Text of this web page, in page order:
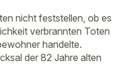
nicht feststellen, ob es
verbrannten Toten
handelte.
der 82 Jahre alten